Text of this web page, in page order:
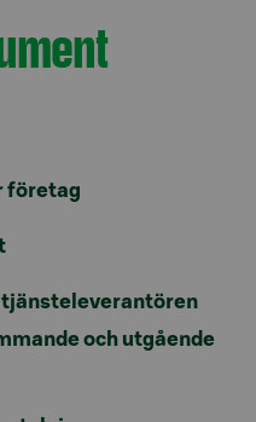
företag
tjänsteleverantören
och utgående